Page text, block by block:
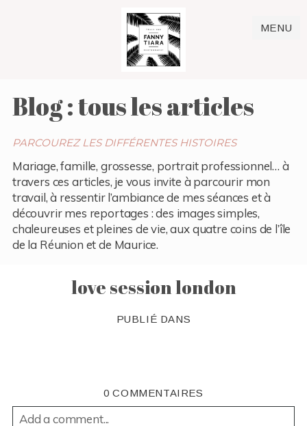
MENU
Blog : tous les articles
PARCOUREZ LES DIFFÉRENTES HISTOIRES
Mariage, famille, grossesse, portrait professionnel… à
travers ces articles, je vous invite à parcourir mon
travail, à ressentir l’ambiance de mes séances et à
découvrir mes reportages : des images simples,
chaleureuses et pleines de vie, aux quatre coins de l’île
de la Réunion et de Maurice.
love session london
PUBLIÉ DANS
0 COMMENTAIRES
Add a comment...